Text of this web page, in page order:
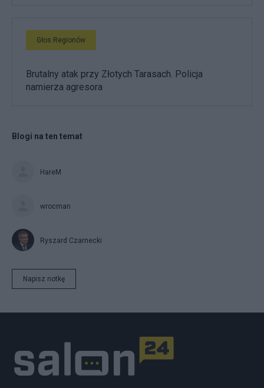
Głos Regionów
Brutalny atak przy Złotych Tarasach. Policja
namierza agresora
Blogi na ten temat
HareM
wrocman
Ryszard Czarnecki
Napisz notkę